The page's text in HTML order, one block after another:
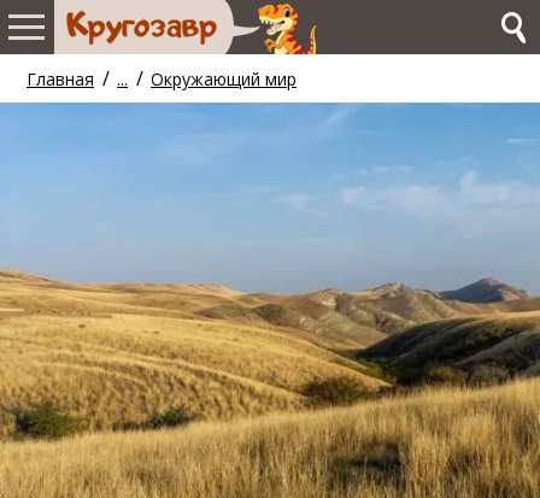
Главная / ... / Окружающий мир